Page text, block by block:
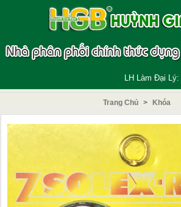
LH Làm Đại Lý:
Trang Chủ > Khóa